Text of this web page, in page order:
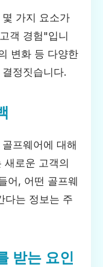
가지 요소가
객 경험"입니
변화 등 다양한
정짓습니다.
프웨어에 대해
새로운 고객의
어, 어떤 골프웨
다는 정보는 주
받는 요인